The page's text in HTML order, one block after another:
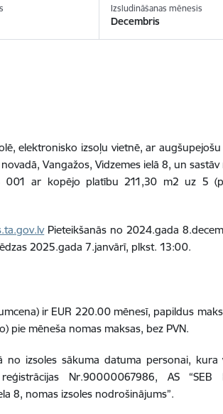
Izsludināšanas mēnesis
Decembris
elektronisko izsoļu vietnē, ar
Vangažos,Vidzemes ielā 8, unsastāv
001ar kopējo platību 211,30 m2 uz 5
Pieteikšanās no2024.gada
2025.gada 7.janvārī, plkst. 13:00.
ir EUR 220.00 mēnesī, papildus
pie mēneša nomas maksas, bez PVN.
izsoles sākuma datuma personai, kura
Nr.90000067986, AS “SEB
8, nomas izsoles nodrošinājums”.